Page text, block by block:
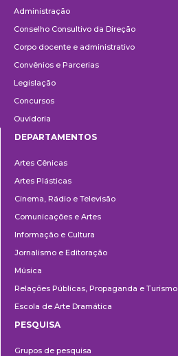
Administração
Conselho Consultivo da Direção
Corpo docente e administrativo
Convênios e Parcerias
Legislação
Concursos
Ouvidoria
DEPARTAMENTOS
Artes Cênicas
Artes Plásticas
Cinema, Rádio e Televisão
Comunicações e Artes
Informação e Cultura
Jornalismo e Editoração
Música
Relações Públicas, Propaganda e Turismo
Escola de Arte Dramática
PESQUISA
Grupos de pesquisa